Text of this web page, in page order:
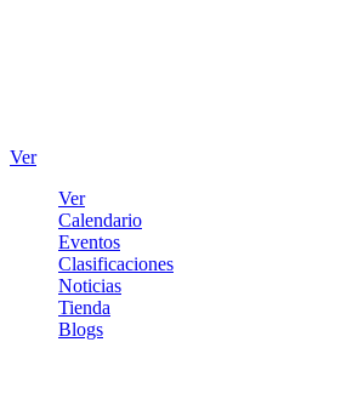
Ver
Ver
Calendario
Eventos
Clasificaciones
Noticias
Tienda
Blogs